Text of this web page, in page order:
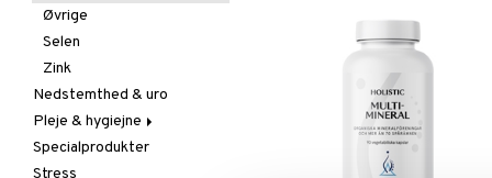
Mel & bagning
Nødde- & frøpastaer
Olie & fedt
Opbevaring
Rawfood
Snacks
Sødemidler
Øvrige
Selen
Zink
Nedstemthed & uro
Pleje & hygiejne
Ansigtspleje
Barberingsprodukter
Gavesæt
Specialprodukter
Stress